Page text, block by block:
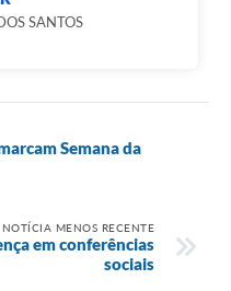
SANTOS
Semana da
NOTÍCIA MENOS RECENTE
em conferências
sociais